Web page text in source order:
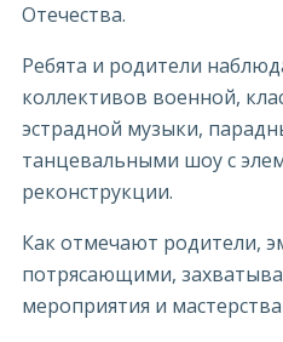
Отечества.
Ребята и родители
коллективов военной,
эстрадной музыки,
танцевальными шоу с
реконструкции.
Как отмечают родители,
потрясающими,
мероприятия и